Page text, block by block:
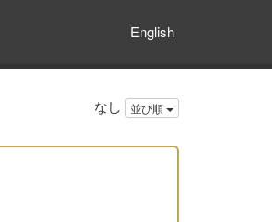
English
なし 並び順